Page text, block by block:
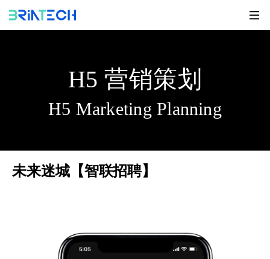
H5 营销策划
H5 Marketing Planning
未来迷城【智联招聘】